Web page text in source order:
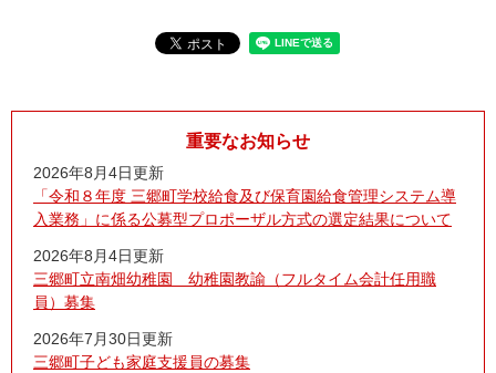
重要なお知らせ
2026年8月4日更新
「令和８年度 三郷町学校給食及び保育園給食管理システム導
入業務」に係る公募型プロポーザル方式の選定結果について
2026年8月4日更新
三郷町立南畑幼稚園 幼稚園教諭（フルタイム会計任用職
員）募集
2026年7月30日更新
三郷町子ども家庭支援員の募集